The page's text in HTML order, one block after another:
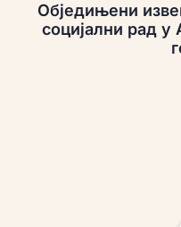
Обједињени
социјални рад у